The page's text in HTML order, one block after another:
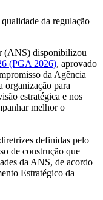
da regulação
(ANS) disponibilizou
(PGA 2026), aprovado
da Agência
organização para
estratégica e nos
melhor o
definidas pelo
de construção que
da ANS, de acordo
Estratégico da